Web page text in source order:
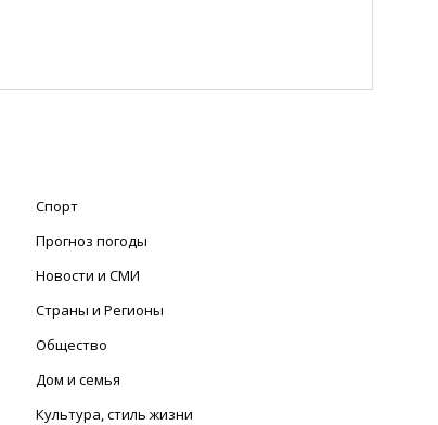
Спорт
Прогноз погоды
Новости и СМИ
Страны и Регионы
Общество
Дом и семья
Культура, стиль жизни